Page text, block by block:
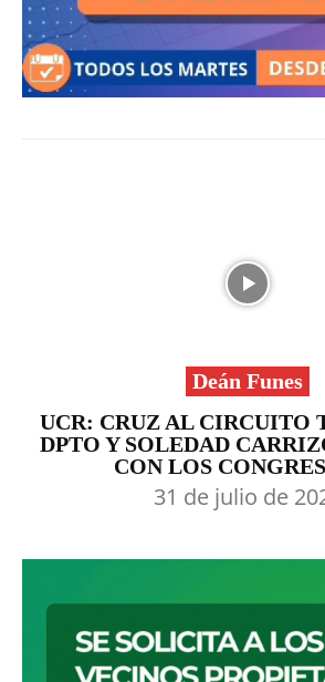
Deán Funes
UCR: CRUZ AL CIRCUITO
DPTO Y SOLEDAD
CON LOS
31 de julio de